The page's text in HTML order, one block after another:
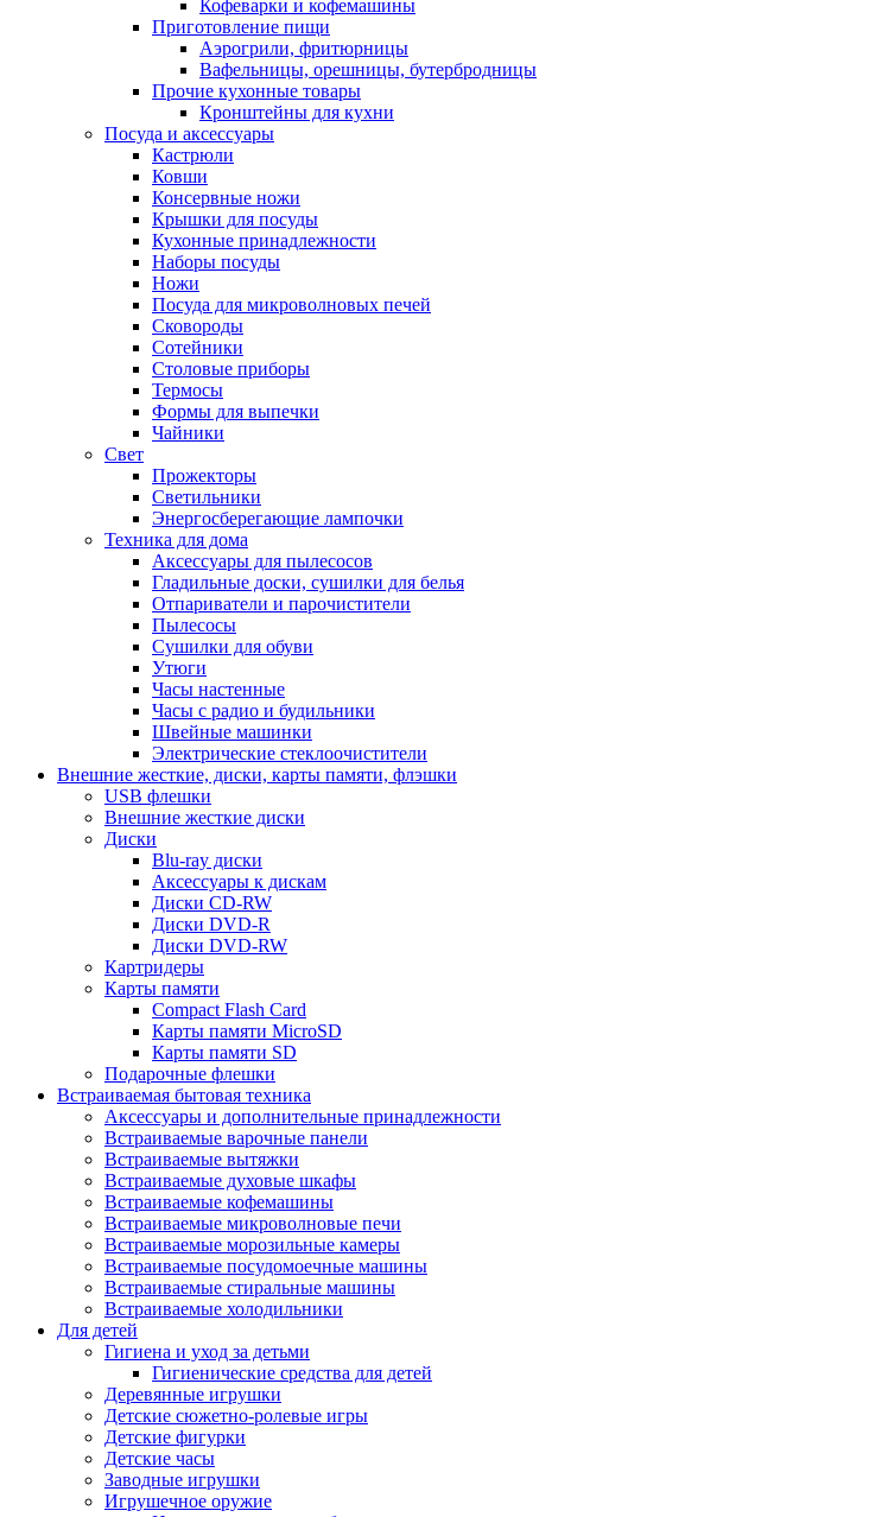
Кофеварки и кофемашины
Приготовление пищи
Аэрогрили, фритюрницы
Вафельницы, орешницы, бутербродницы
Прочие кухонные товары
Кронштейны для кухни
Посуда и аксессуары
Кастрюли
Ковши
Консервные ножи
Крышки для посуды
Кухонные принадлежности
Наборы посуды
Ножи
Посуда для микроволновых печей
Сковороды
Сотейники
Столовые приборы
Термосы
Формы для выпечки
Чайники
Свет
Прожекторы
Светильники
Энергосберегающие лампочки
Техника для дома
Аксессуары для пылесосов
Гладильные доски, сушилки для белья
Отпариватели и парочистители
Пылесосы
Сушилки для обуви
Утюги
Часы настенные
Часы с радио и будильники
Швейные машинки
Электрические стеклоочистители
Внешние жесткие, диски, карты памяти, флэшки
USB флешки
Внешние жесткие диски
Диски
Blu-ray диски
Аксессуары к дискам
Диски CD-RW
Диски DVD-R
Диски DVD-RW
Картридеры
Карты памяти
Compact Flash Card
Карты памяти MicroSD
Карты памяти SD
Подарочные флешки
Встраиваемая бытовая техника
Аксессуары и дополнительные принадлежности
Встраиваемые варочные панели
Встраиваемые вытяжки
Встраиваемые духовые шкафы
Встраиваемые кофемашины
Встраиваемые микроволновые печи
Встраиваемые морозильные камеры
Встраиваемые посудомоечные машины
Встраиваемые стиральные машины
Встраиваемые холодильники
Для детей
Гигиена и уход за детьми
Гигиенические средства для детей
Деревянные игрушки
Детские сюжетно-ролевые игры
Детские фигурки
Детские часы
Заводные игрушки
Игрушечное оружие